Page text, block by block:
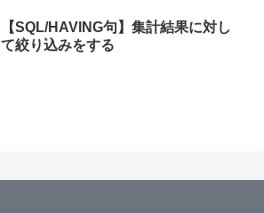
【SQL/HAVING句】集計結果に対し
て絞り込みをする